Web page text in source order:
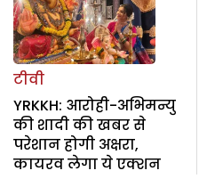
टीवी
YRKKH: आरोही-अभिमन्यु
की शादी की खबर से
परेशान होगी अक्षरा,
कायरव लेगा ये एक्शन